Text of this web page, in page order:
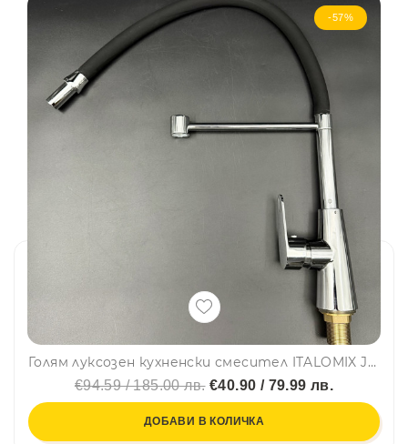
-57%
Голям луксозен кухненски смесител ITALOMIX JL-01 с гъвкава аераторна глава и стойка, ХРОМ
€94.59 / 185.00 лв.€40.90 / 79.99 лв.
ДОБАВИ В КОЛИЧКА